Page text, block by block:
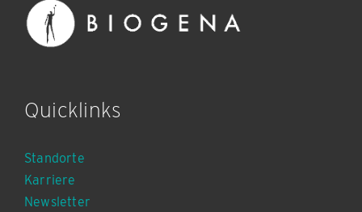
Quicklinks
Standorte
Karriere
Newsletter